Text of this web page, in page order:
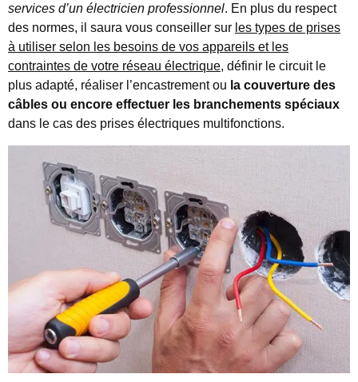
services d’un électricien professionnel. En plus du respect
des normes, il saura vous conseiller sur les types de prises
à utiliser selon les besoins de vos appareils et les
contraintes de votre réseau électrique, définir le circuit le
plus adapté, réaliser l’encastrement ou la couverture des
câbles ou encore effectuer les branchements spéciaux
dans le cas des prises électriques multifonctions.